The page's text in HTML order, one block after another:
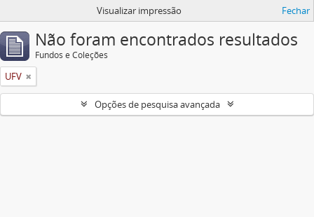
Visualizar impressão Fechar
Não foram encontrados resultados
Fundos e Coleções
UFV
Opções de pesquisa avançada